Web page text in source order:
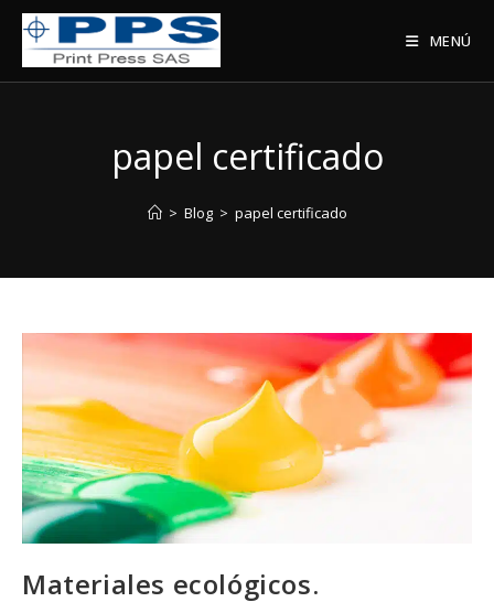
Saltar
contenido
MENÚ
papel certificado
> Blog > papel certificado
Materiales ecológicos.